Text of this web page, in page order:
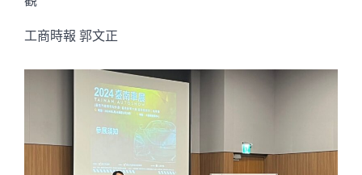
工商時報 郭文正